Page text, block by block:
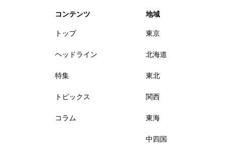
コンテンツ
トップ
ヘッドライン
特集
トピックス
コラム
地域
東京
北海道
東北
関西
東海
中四国